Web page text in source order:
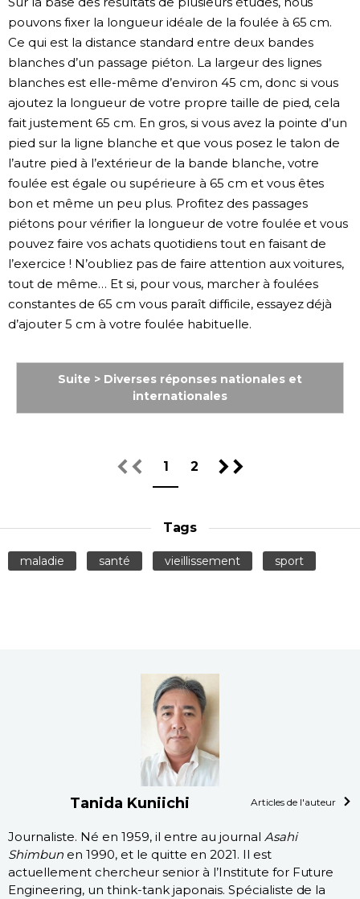
pouvons fixer la longueur idéale de la foulée à 65 cm.
Ce qui est la distance standard entre deux bandes
blanches d’un passage piéton. La largeur des lignes
blanches est elle-même d’environ 45 cm, donc si vous
ajoutez la longueur de votre propre taille de pied, cela
fait justement 65 cm. En gros, si vous avez la pointe d’un
pied sur la ligne blanche et que vous posez le talon de
l’autre pied à l’extérieur de la bande blanche, votre
foulée est égale ou supérieure à 65 cm et vous êtes
bon et même un peu plus. Profitez des passages
piétons pour vérifier la longueur de votre foulée et vous
pouvez faire vos achats quotidiens tout en faisant de
l’exercice ! N’oubliez pas de faire attention aux voitures,
tout de même… Et si, pour vous, marcher à foulées
constantes de 65 cm vous paraît difficile, essayez déjà
d’ajouter 5 cm à votre foulée habituelle.
Suite > Diverses réponses nationales et
internationales
1 2
Tags
maladie santé vieillissement sport
Tanida Kuniichi Articles de l'auteur
Journaliste. Né en 1959, il entre au journal Asahi
Shimbunen 1990, et le quitte en 2021. Il est
actuellement chercheur senior à l’Institute for Future
Engineering, un think-tank japonais. Spécialiste de la